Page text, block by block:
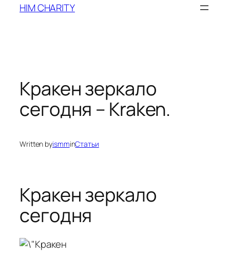
HIM CHARITY
Кракен зеркало
сегодня – Kraken.
Written byismminСтатьи
Кракен зеркало
сегодня